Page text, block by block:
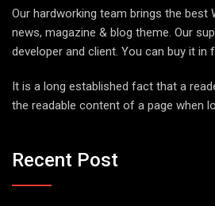
Our hardworking team brings the best
news, magazine & blog theme. Our
developer and client. You can buy it in
It is a long established fact that a
the readable content of a page when
Recent Post